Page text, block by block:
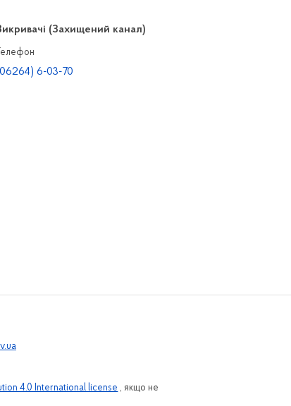
(Захищений канал)
6-03-70
4.0 International license , якщо не